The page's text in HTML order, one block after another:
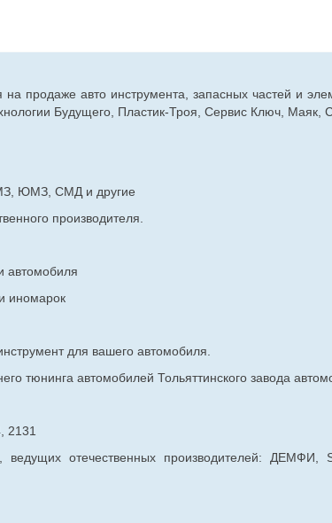
на продаже авто инструмента, запасных частей и
Будущего, Пластик-Троя, Сервис Ключ, Маяк,
ЮМЗ, СМД и другие
производителя.
автомобиля
иномарок
для вашего автомобиля.
тюнинга автомобилей Тольяттинского завода
2131
отечественных производителей: ДЕМФИ,